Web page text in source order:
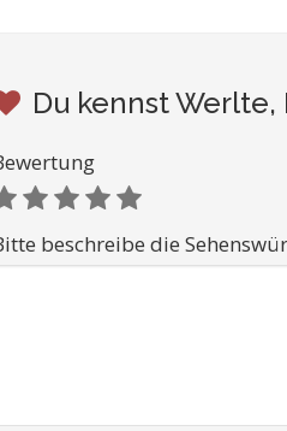
Du kennst
beschreibe die